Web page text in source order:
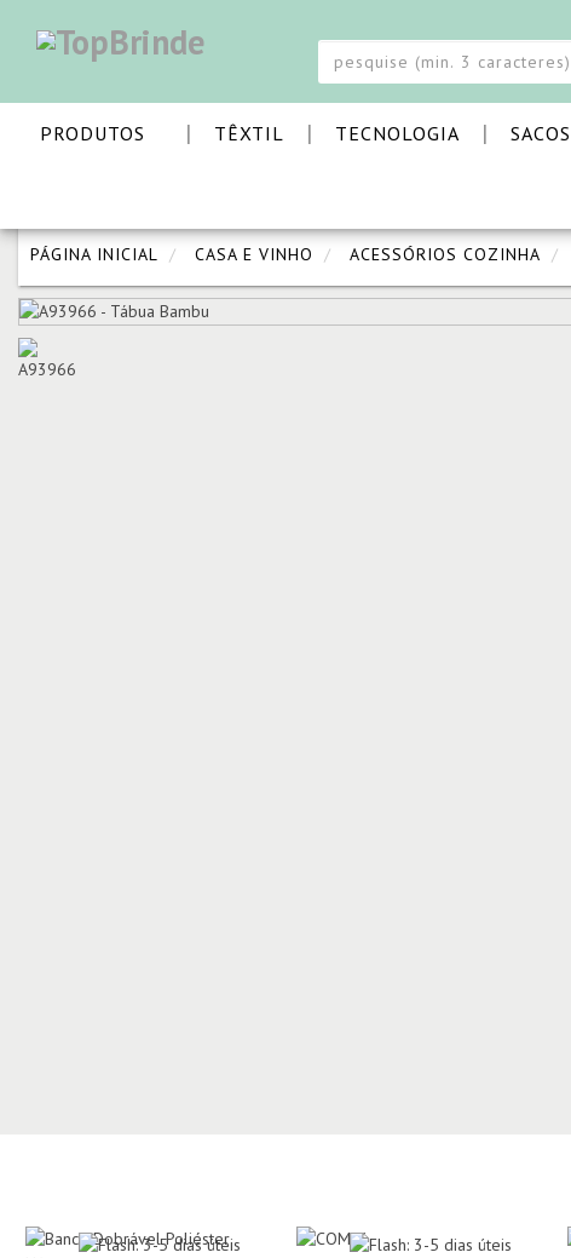
PRODUTOS | TÊXTIL | TECNOLOGIA | SACOS
PÁGINA INICIAL CASA E VINHO ACESSÓRIOS COZINHA